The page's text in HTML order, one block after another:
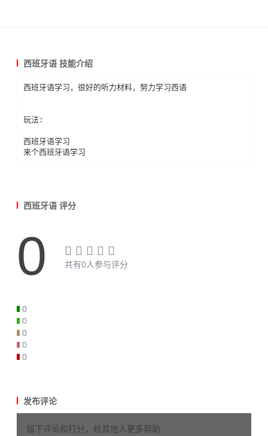
西班牙语 技能介绍
西班牙语学习，很好的听力材料，努力学习西语
玩法:
西班牙语学习
来个西班牙语学习
西班牙语 评分
0 共有0人参与评分
0
0
0
0
0
发布评论